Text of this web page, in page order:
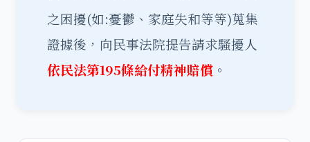
之困擾(如:憂鬱、家庭失和等等)蒐集
證據後，向民事法院提告請求騷擾人
依民法第195條給付精神賠償 。